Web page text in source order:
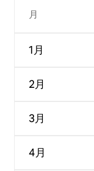
月
1月
2月
3月
4月